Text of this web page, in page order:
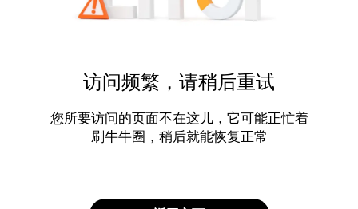
访问频繁，请稍后重试
您所要访问的页面不在这儿，它可能正忙着
刷牛牛圈，稍后就能恢复正常